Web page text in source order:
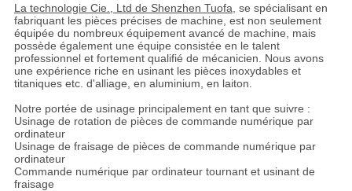
La technologie Cie., Ltd de Shenzhen Tuofa , se spécialisant en
fabriquant les pièces précises de machine, est non seulement
équipée du nombreux équipement avancé de machine, mais
possède également une équipe consistée en le talent
professionnel et fortement qualifié de mécanicien. Nous avons
une expérience riche en usinant les pièces inoxydables et
titaniques etc. d'alliage, en aluminium, en laiton.
Notre portée de usinage principalement en tant que suivre :
Usinage de rotation de pièces de commande numérique par
ordinateur
Usinage de fraisage de pièces de commande numérique par
ordinateur
Commande numérique par ordinateur tournant et usinant de
fraisage